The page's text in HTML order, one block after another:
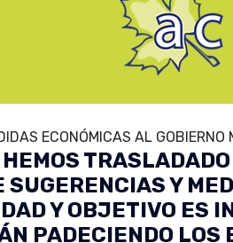
ECONÓMICAS AL GOBIERNO
SUGERENCIAS Y
Y OBJETIVO ES
PADECIENDO LOS